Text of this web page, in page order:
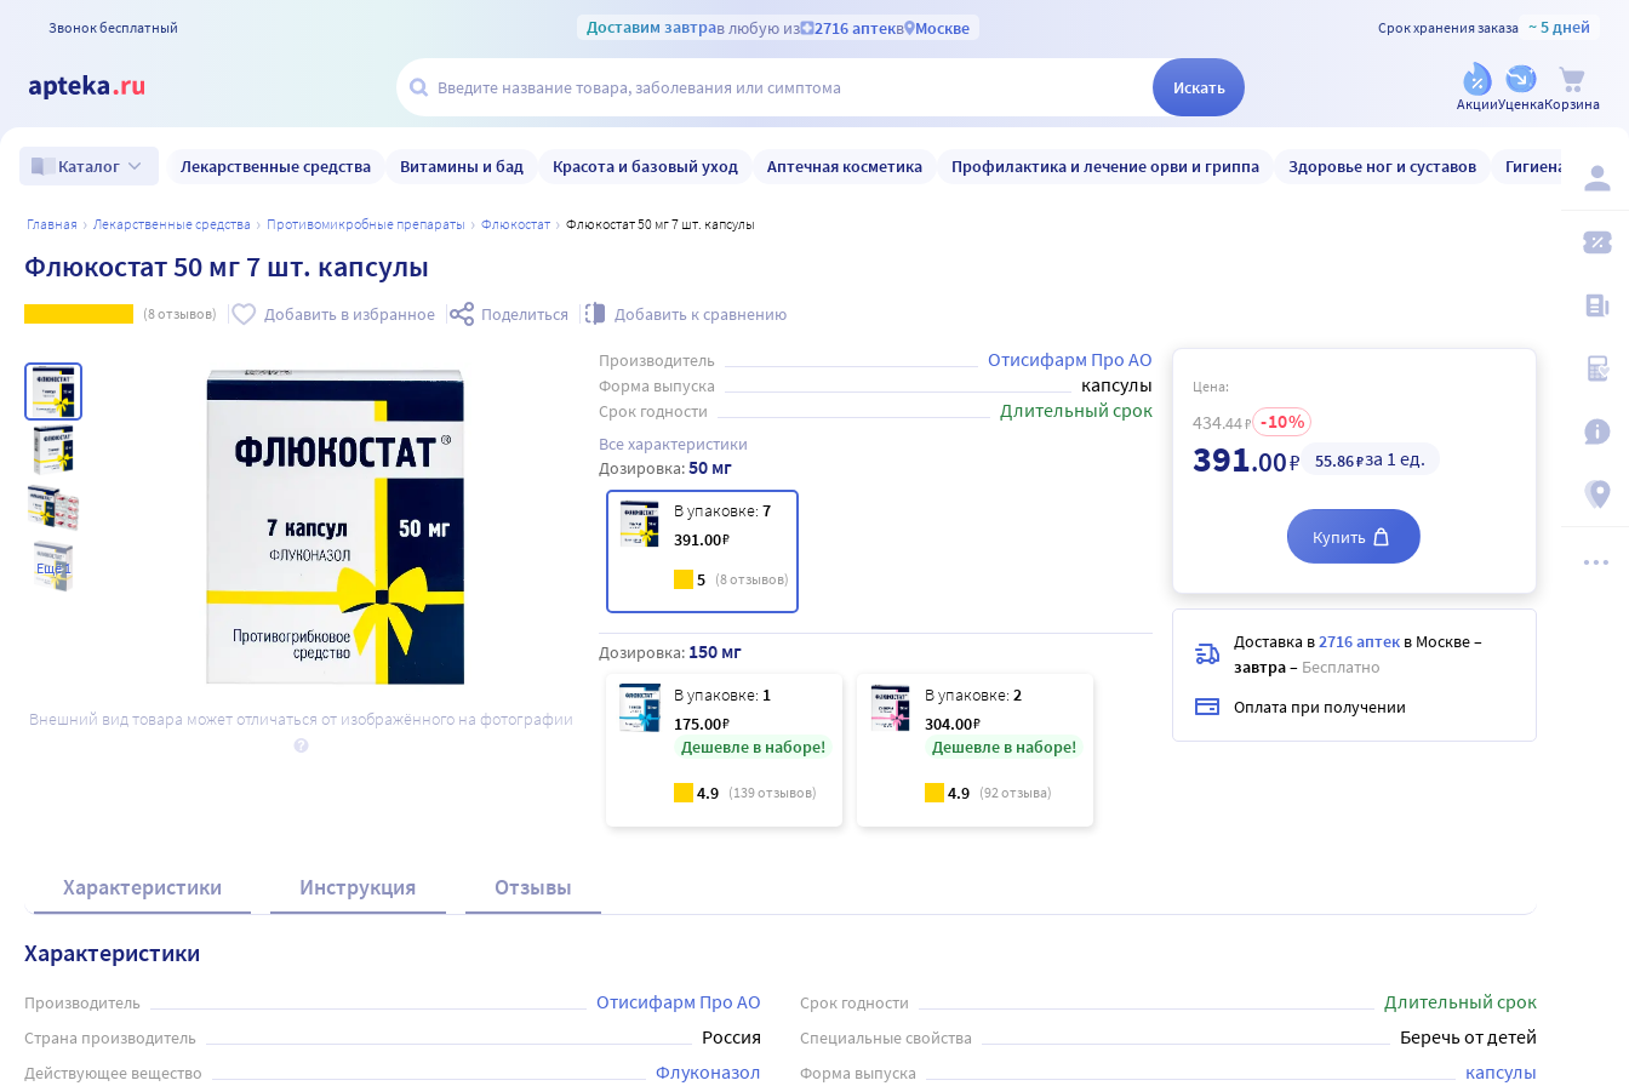
Звонок бесплатный Доставим завтрав любую из 2716 аптекв Москве Срок хранения заказа ~ 5 дней
Искать
АкцииУценкаКорзина
Каталог Лекарственные средства Витамины и бад Красота и базовый уход Аптечная косметика Профилактика и лечение орви и гриппа Здоровье ног и суставов Гигиена и уход
главная лекарственные средства противомикробные препараты флюкостат Флюкостат 50 мг 7 шт. капсулы
Флюкостат 50 мг 7 шт. капсулы
(8отзывов) Добавить в избранное Поделиться Добавить к сравнению
Ещё 1
Внешний вид товара может отличаться от изображённого на фотографии
Производитель Отисифарм Про АО
Форма выпуска капсулы
Срок годности Длительный срок
Все характеристики
Дозировка:50 мг
В упаковке: 7
391.00₽
5 (8отзывов)
Дозировка: 150 мг
В упаковке: 1
175.00₽
Дешевле в наборе!
4.9 (139отзывов)
В упаковке: 2
304.00₽
Дешевле в наборе!
4.9 (92отзыва)
Цена:
434.44₽ 10
391.00₽ 55.86₽за 1 ед.
Купить
Доставка в2716 аптек в Москве–
завтра– Бесплатно
Оплата при получении
Характеристики Инструкция Отзывы
Характеристики
Производитель Отисифарм Про АО Срок годности Длительный срок
Страна производитель Россия Специальные свойства Беречь от детей
Действующее вещество Флуконазол Форма выпуска капсулы